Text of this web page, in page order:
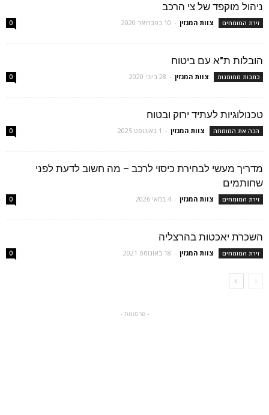
ניהול מוקפד של צי הרכב
זירת המומחים צוות המגזין - 10 בפברואר 2020 0
הובלות ת"א עם ביטוח
כתבות ממומנות צוות המגזין - 28 ביוני 2020 0
טכנולוגיות לעתיד ירוק ובטוח
הכה את המומחה צוות המגזין - 1 באוגוסט 2025 0
מדריך מעשי לבחירת כיסוי לרכב – מה חשוב לדעת לפני
שחותמים
זירת המומחים צוות המגזין - 4 במאי 2026 0
השכרת יאכטות בהרצליה
זירת המומחים צוות המגזין - 18 באוגוסט 2021 0
- פרסומת -